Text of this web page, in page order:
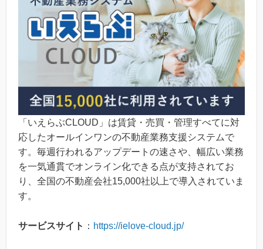
「いえらぶCLOUD」は賃貸・売買・管理すべてに対
応したオールインワンの不動産業務支援システムで
す。毎週行われるアップデートの速さや、幅広い業務
を一気通貫でオンライン化できる点が支持されてお
り、全国の不動産会社15,000社以上で導入されていま
す。
サービスサイト ： https://ielove-cloud.jp/